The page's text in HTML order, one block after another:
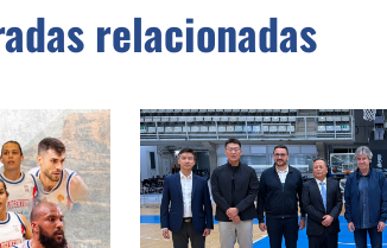
relacionadas